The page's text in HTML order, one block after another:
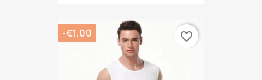
-€1.00 favorite_border